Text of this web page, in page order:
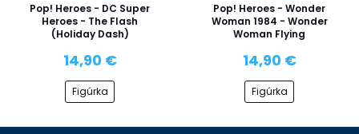
Pop! Heroes - DC Super
Heroes - The Flash
(Holiday Dash)
14,90 €
Figúrka
Pop! Heroes - Wonder
Woman 1984 - Wonder
Woman Flying
14,90 €
Figúrka